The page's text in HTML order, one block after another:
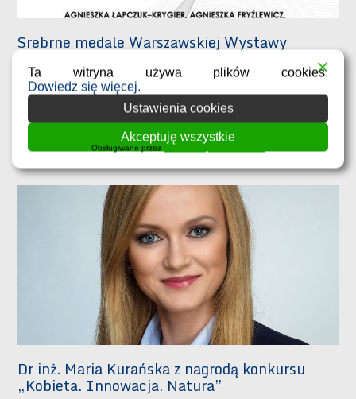
Srebrne medale Warszawskiej Wystawy
Politechniki
W dniach 25-27 października odbyła się Międzynarodowa
Warszawska Wystawa Wynalazków IWIS – największe w Polsce
Dr inż. Maria Kurańska z nagrodą konkursu
„Kobieta. Innowacja. Natura”
Ta witryna używa plików cookies.
Dowiedz się więcej.
Ustawienia cookies
Akceptuję wszystkie
Obsługiwane przez WPLP Compliance Platform